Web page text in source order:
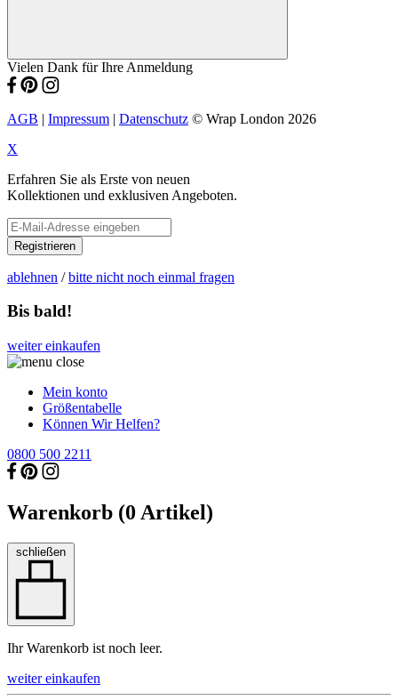
Vielen Dank für Ihre Anmeldung
AGB | Impressum | Datenschutz © Wrap London 2026
X
Erfahren Sie als Erste von neuen
Kollektionen und exklusiven Angeboten.
Registrieren
ablehnen /bitte nicht noch einmal fragen
Bis bald!
weiter einkaufen
Mein konto
Größentabelle
Können Wir Helfen?
0800 500 2211
Warenkorb (0 Artikel)
schließen
Ihr Warenkorb ist noch leer.
weiter einkaufen